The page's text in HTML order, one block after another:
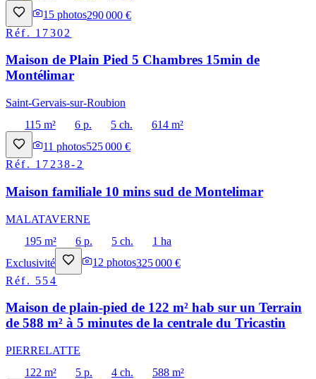
15 photos290 000 €
Réf. 17302
Maison de Plain Pied 5 Chambres 15min de
Montélimar
Saint-Gervais-sur-Roubion
115 m²
6 p. 5 ch.
614 m²
11 photos525 000 €
Réf. 17238-2
Maison familiale 10 mins sud de Montelimar
MALATAVERNE
195 m²
6 p. 5 ch.
1 ha
Exclusivité
12 photos325 000 €
Réf. 554
Maison de plain-pied de 122 m² hab sur un Terrain
de 588 m² à 5 minutes de la centrale du Tricastin
PIERRELATTE
122 m²
5 p. 4 ch.
588 m²